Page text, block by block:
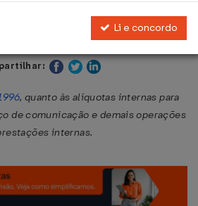
DE 08/11/2023
no DOE - BA em 9 nov 2023
, quanto às alíquotas internas para
de comunicação e demais operações
internas.
Li e concordo